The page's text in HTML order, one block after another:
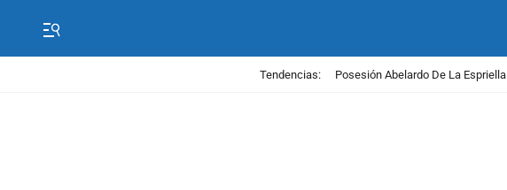
Tendencias: Posesión Abelardo De La Espriella